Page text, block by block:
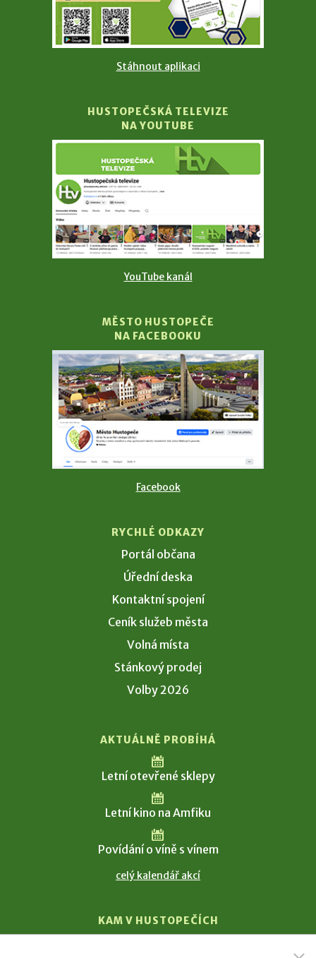
Stáhnout aplikaci
HUSTOPEČSKÁ TELEVIZE
NA YOUTUBE
YouTube kanál
MĚSTO HUSTOPEČE
NA FACEBOOKU
Facebook
RYCHLÉ ODKAZY
Portál občana
Úřední deska
Kontaktní spojení
Ceník služeb města
Volná místa
Stánkový prodej
Volby 2026
AKTUÁLNĚ PROBÍHÁ
Letní otevřené sklepy
Letní kino na Amfiku
Povídání o víně s vínem
celý kalendář akcí
KAM V HUSTOPEČÍCH